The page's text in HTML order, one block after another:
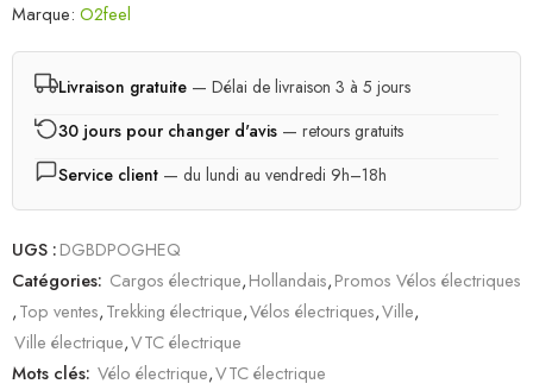
Marque: O2feel
Livraison gratuite — Délai de livraison 3 à 5 jours
30 jours pour changer d'avis — retours gratuits
Service client — du lundi au vendredi 9h–18h
UGS :DGBDPOGHEQ
Catégories: Cargos électrique,Hollandais,Promos Vélos électriques
,Top ventes,Trekking électrique,Vélos électriques,Ville,
Ville électrique,VTC électrique
Mots clés: Vélo électrique,VTC électrique